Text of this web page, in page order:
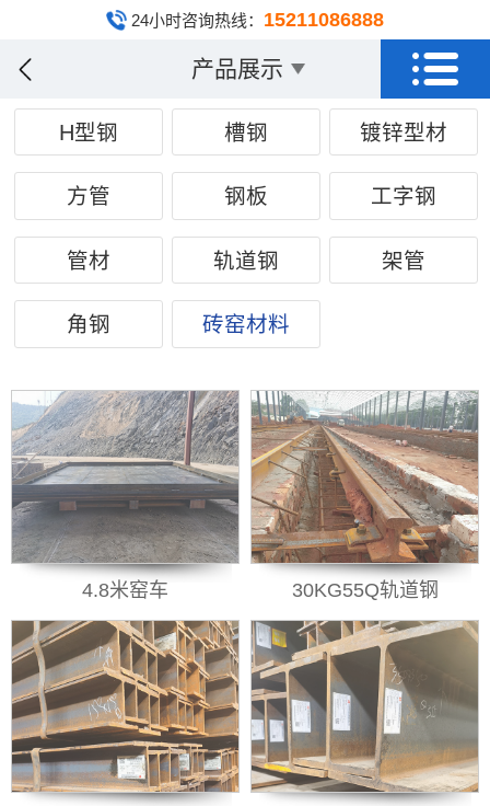
24小时咨询热线： 15211086888
产品展示
H型钢 槽钢 镀锌型材
方管 钢板 工字钢
管材 轨道钢 架管
角钢 砖窑材料
4.8米窑车 30KG55Q轨道钢